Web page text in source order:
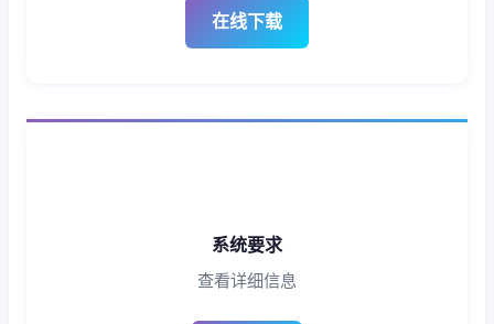
在线下载
系统要求
查看详细信息